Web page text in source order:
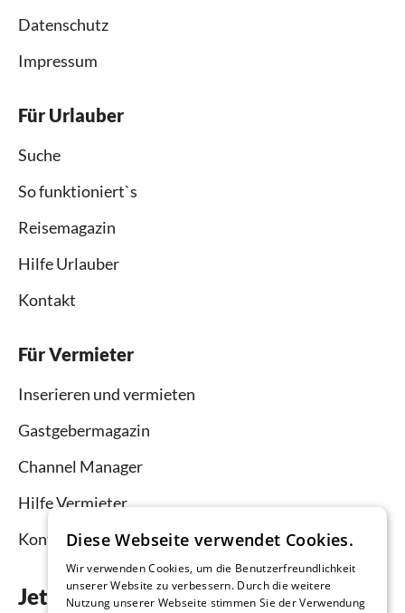
Datenschutz
Impressum
Für Urlauber
Suche
So funktioniert`s
Reisemagazin
Hilfe Urlauber
Kontakt
Für Vermieter
Inserieren und vermieten
Gastgebermagazin
Channel Manager
Hilfe Vermieter
Kontakt
Jetzt die App downloaden
Diese Webseite verwendet Cookies.
Wir verwenden Cookies, um die Benutzerfreundlichkeit
unserer Website zu verbessern. Durch die weitere
Nutzung unserer Webseite stimmen Sie der Verwendung